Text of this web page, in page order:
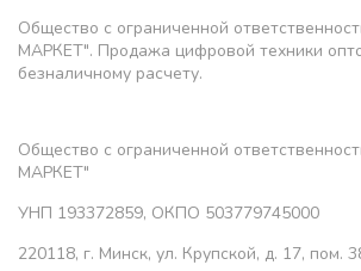
Общество с ограниченной
МАРКЕТ". Продажа цифровой техники
безналичному расчету.
Общество с ограниченной
МАРКЕТ"
УНП 193372859, ОКПО 503779745000
220118, г. Минск, ул. Крупской, д. 17, пом.